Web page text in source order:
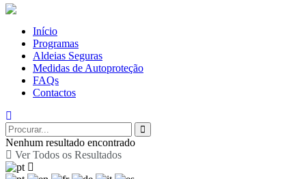
Início
Programas
Aldeias Seguras
Medidas de Autoproteção
FAQs
Contactos
Nenhum resultado encontrado
Ver Todos os Resultados